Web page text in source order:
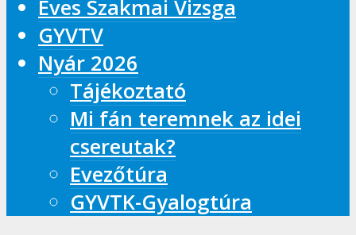
Éves Szakmai Vizsga
GYVTV
Nyár 2026
Tájékoztató
Mi fán teremnek az idei
csereutak?
Evezőtúra
GYVTK-Gyalogtúra